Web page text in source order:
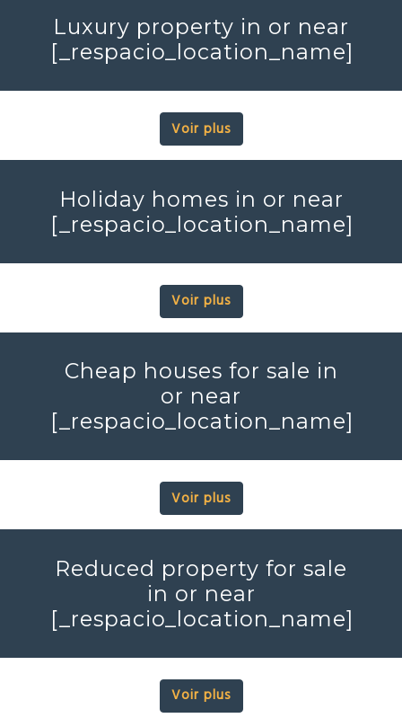
Luxury property in or near
[_respacio_location_name]
Voir plus
Holiday homes in or near
[_respacio_location_name]
Voir plus
Cheap houses for sale in
or near
[_respacio_location_name]
Voir plus
Reduced property for sale
in or near
[_respacio_location_name]
Voir plus